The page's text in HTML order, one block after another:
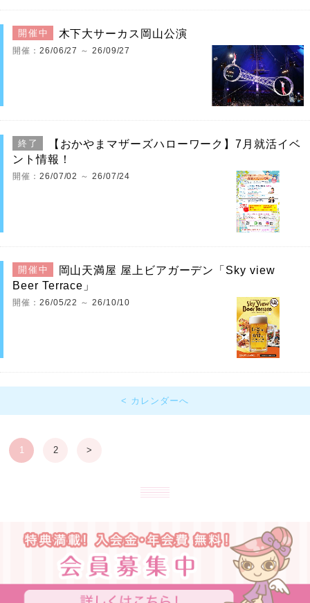
開催中 木下大サーカス岡山公演
開催：26/06/27 ～26/09/27
終了
【おかやまマザーズハローワーク】7月就活イベ
ント情報！
開催：26/07/02 ～26/07/24
開催中
岡山天満屋 屋上ビアガーデン「Sky view
Beer Terrace」
開催：26/05/22 ～26/10/10
< カレンダーへ
1 2 >